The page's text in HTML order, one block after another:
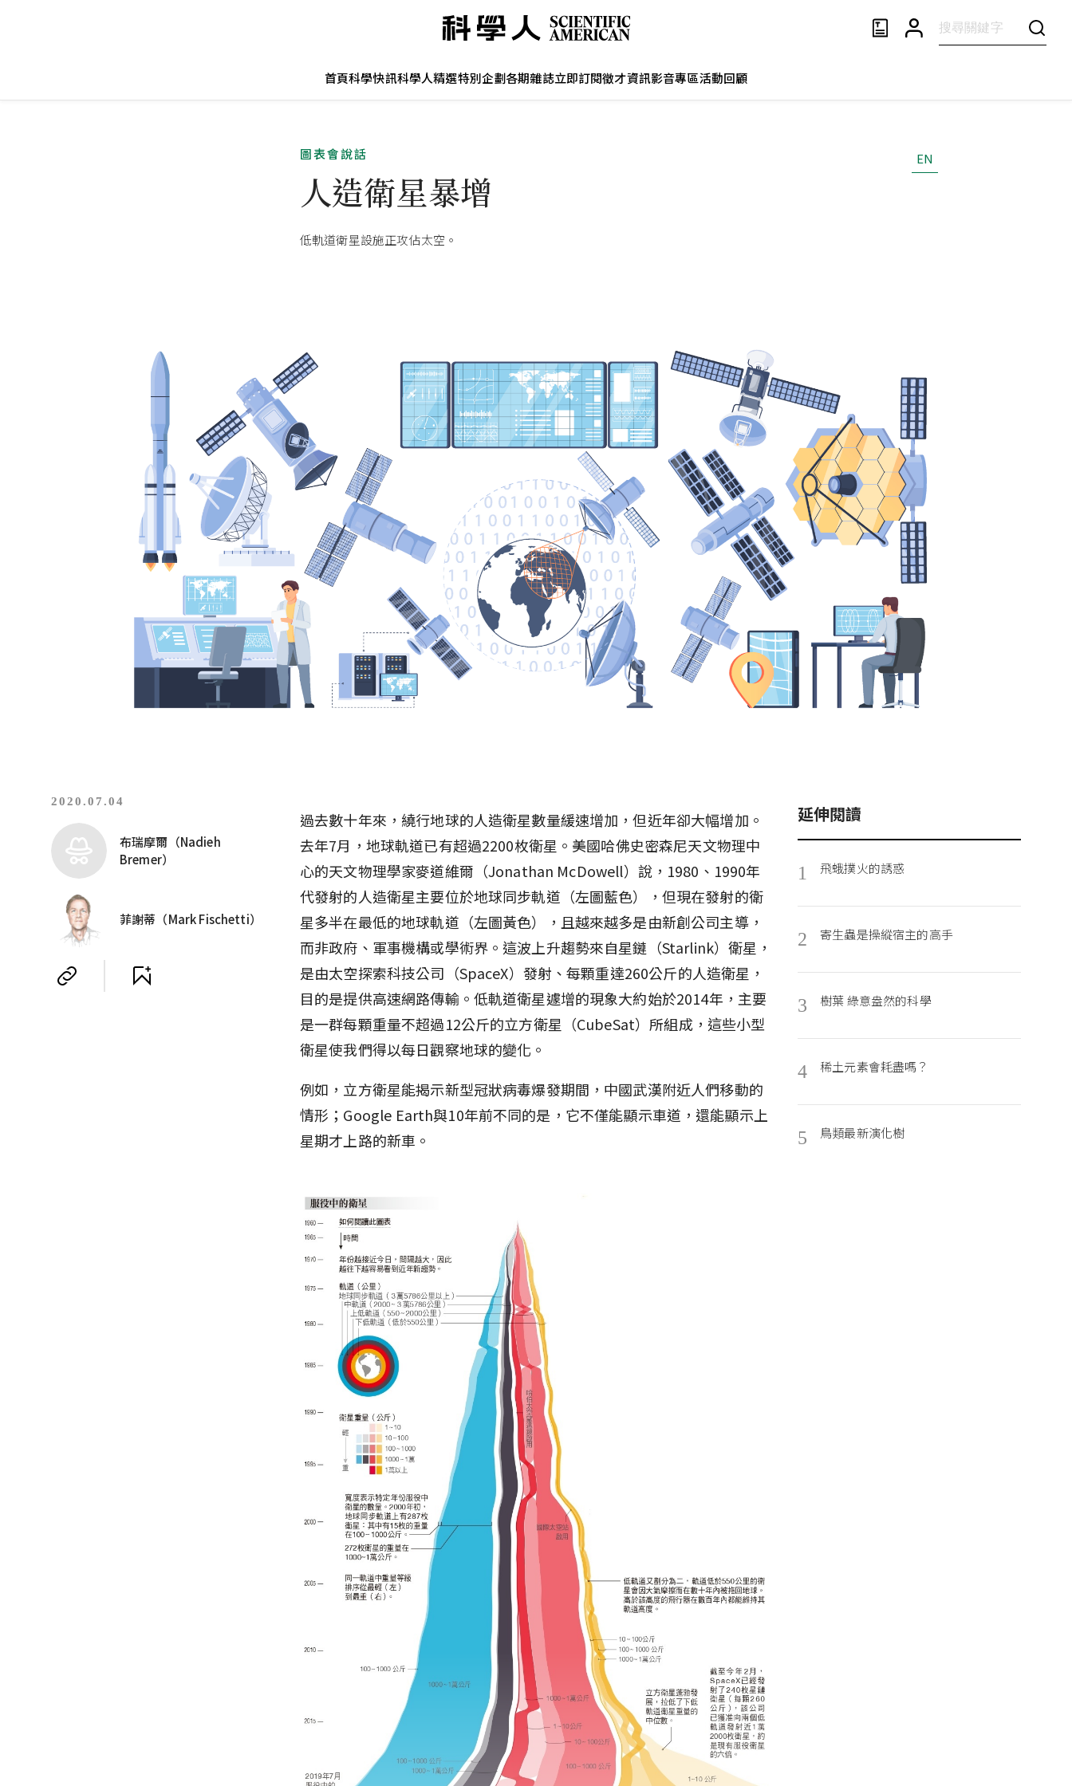
首頁科學快訊科學人精選特別企劃各期雜誌立即訂閱徵才資訊影音專區活動回顧
圖表會說話
人造衛星暴增
低軌道衛星設施正攻佔太空。
EN
2020.07.04
布瑞摩爾（Nadieh
Bremer）
菲謝蒂（Mark Fischetti）
過去數十年來，繞行地球的人造衛星數量緩速增加，但近年卻大幅增加。
去年7月，地球軌道已有超過2200枚衛星。美國哈佛史密森尼天文物理中
心的天文物理學家麥道維爾（Jonathan McDowell）說，1980、1990年
代發射的人造衛星主要位於地球同步軌道（左圖藍色），但現在發射的衛
星多半在最低的地球軌道（左圖黃色），且越來越多是由新創公司主導，
而非政府、軍事機構或學術界。這波上升趨勢來自星鏈（Starlink）衛星，
是由太空探索科技公司（SpaceX）發射、每顆重達260公斤的人造衛星，
目的是提供高速網路傳輸。低軌道衛星遽增的現象大約始於2014年，主要
是一群每顆重量不超過12公斤的立方衛星（CubeSat）所組成，這些小型
衛星使我們得以每日觀察地球的變化。
例如，立方衛星能揭示新型冠狀病毒爆發期間，中國武漢附近人們移動的
情形；Google Earth與10年前不同的是，它不僅能顯示車道，還能顯示上
星期才上路的新車。
延伸閱讀
1 飛蛾撲火的誘惑
2 寄生蟲是操縱宿主的高手
3 樹葉 綠意盎然的科學
4 稀土元素會耗盡嗎？
5 鳥類最新演化樹